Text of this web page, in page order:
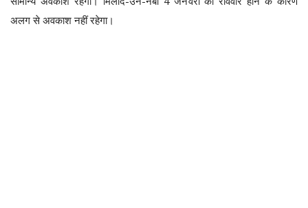
अलग से अवकाश नहीं रहेगा।